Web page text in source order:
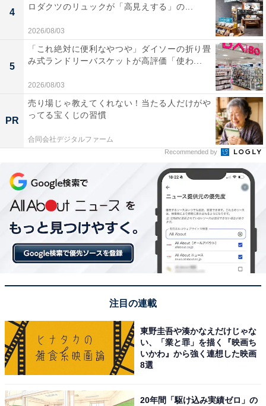
4
ロダクツのリュックが「高見えする」の...
2026/08/03
5
「これ絶対に便利なやつや」ダイソーの折り畳
み式ランドリーバスケットが高評価「使わ...
2026/08/03
PR
売り場じゃ教えてくれない！当たる人だけがや
ってる宝くじの習慣
合同会社デジタルファーム
Recommended by
注目の連載
東野圭吾や湊かなえだけじゃな
い、「業と罪」を描く『映画ち
いかわ』から強く連想した映画
8選
20年間「駆け込み実績ゼロ」の